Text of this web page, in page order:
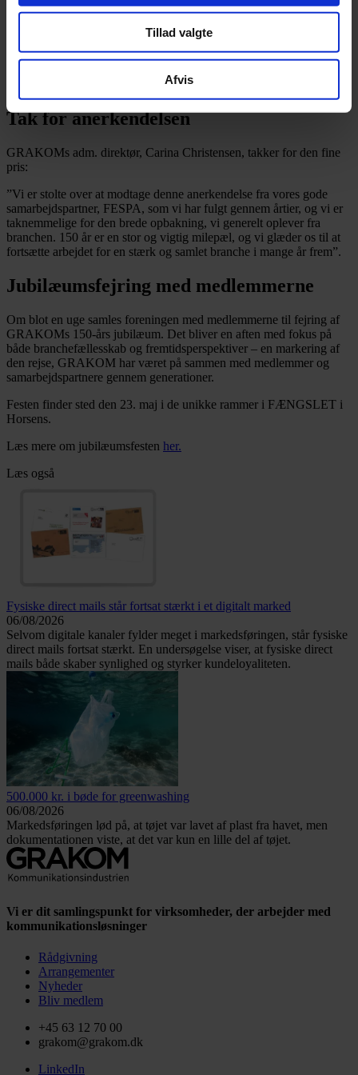
Tillad valgte
Afvis
foreningen har været med til at skabe – både nationalt og
GRAKOM har haft et tæt samarbejde med FESPA siden
Tak for anerkendelsen
GRAKOMs adm. direktør, Carina Christensen, takker for den fine
pris:
”Vi er stolte over at modtage denne anerkendelse fra vores gode
samarbejdspartner, FESPA, som vi har fulgt gennem årtier, og vi er
taknemmelige for den brede opbakning, vi generelt oplever fra
branchen. 150 år er en stor og vigtig milepæl, og vi glæder os til at
fortsætte arbejdet for en stærk og samlet branche i mange år frem”.
Jubilæumsfejring med medlemmerne
Om blot en uge samles foreningen med medlemmerne til fejring af
GRAKOMs 150-års jubilæum. Det bliver en aften med fokus på
både branchefællesskab og fremtidsperspektiver – en markering af
den rejse, GRAKOM har været på sammen med medlemmer og
samarbejdspartnere gennem generationer.
Festen finder sted den 23. maj i de unikke rammer i FÆNGSLET i
Horsens.
Læs mere om jubilæumsfesten her.
Læs også
Fysiske direct mails står fortsat stærkt i et digitalt marked
06/08/2026
Selvom digitale kanaler fylder meget i markedsføringen, står fysiske
direct mails fortsat stærkt. En undersøgelse viser, at fysiske direct
mails både skaber synlighed og styrker kundeloyaliteten.
500.000 kr. i bøde for greenwashing
06/08/2026
Markedsføringen lød på, at tøjet var lavet af plast fra havet, men
dokumentationen viste, at det var kun en lille del af tøjet.
Vi er dit samlingspunkt for virksomheder, der arbejder med
kommunikationsløsninger
Rådgivning
Arrangementer
Nyheder
Bliv medlem
+45 63 12 70 00
grakom@grakom.dk
LinkedIn